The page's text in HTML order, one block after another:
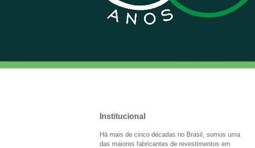
Institucional
Há mais de cinco décadas no Brasil, somos uma
das maiores fabricantes de revestimentos em